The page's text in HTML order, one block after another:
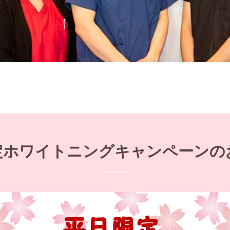
ホワイトニングキャンペーンの